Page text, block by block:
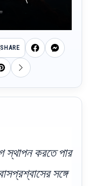
SHARE
স্থাপন করতে পার
সঙ্গে